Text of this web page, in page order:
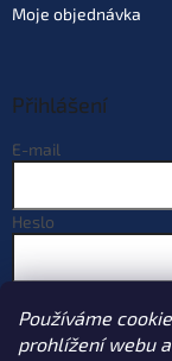
Používáme
prohlížení webu
Moje objednávka
Přihlášení
E-mail
Heslo
Nová registrace